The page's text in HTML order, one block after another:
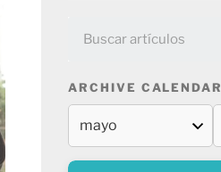
ARCHIVE CALENDAR